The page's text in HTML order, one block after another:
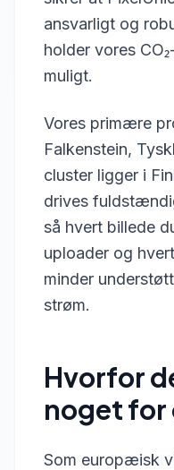
ansvarligt og
holder vores
muligt.
Vores primære
Falkenstein,
cluster ligger i
drives
så hvert billede
uploader og
minder
strøm.
Hvorfor
noget for
Som europæisk